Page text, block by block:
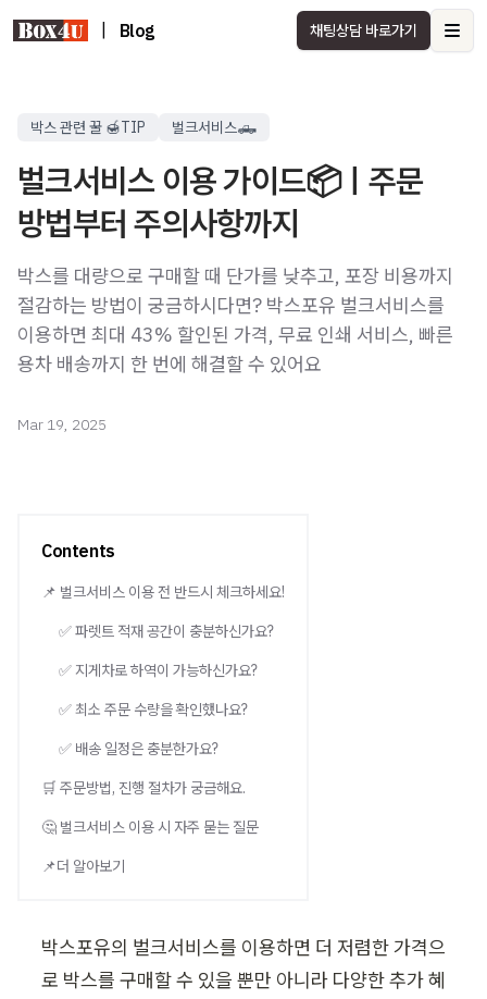
Blog 채팅상담 바로가기
박스 관련 꿀 🍯TIP 벌크서비스🛻
벌크서비스 이용 가이드📦ㅣ주문
방법부터 주의사항까지
박스를 대량으로 구매할 때 단가를 낮추고, 포장 비용까지
절감하는 방법이 궁금하시다면? 박스포유 벌크서비스를
이용하면 최대 43% 할인된 가격, 무료 인쇄 서비스, 빠른
용차 배송까지 한 번에 해결할 수 있어요
Mar 19, 2025
Contents
📌 벌크서비스 이용 전 반드시 체크하세요!
✅ 파렛트 적재 공간이 충분하신가요?
✅ 지게차로 하역이 가능하신가요?
✅ 최소 주문 수량을 확인했나요?
✅ 배송 일정은 충분한가요?
🛒 주문방법, 진행 절차가 궁금해요.
🤔 벌크서비스 이용 시 자주 묻는 질문
📌더 알아보기
박스포유의 벌크서비스를 이용하면 더 저렴한 가격으
로 박스를 구매할 수 있을 뿐만 아니라 다양한 추가 혜